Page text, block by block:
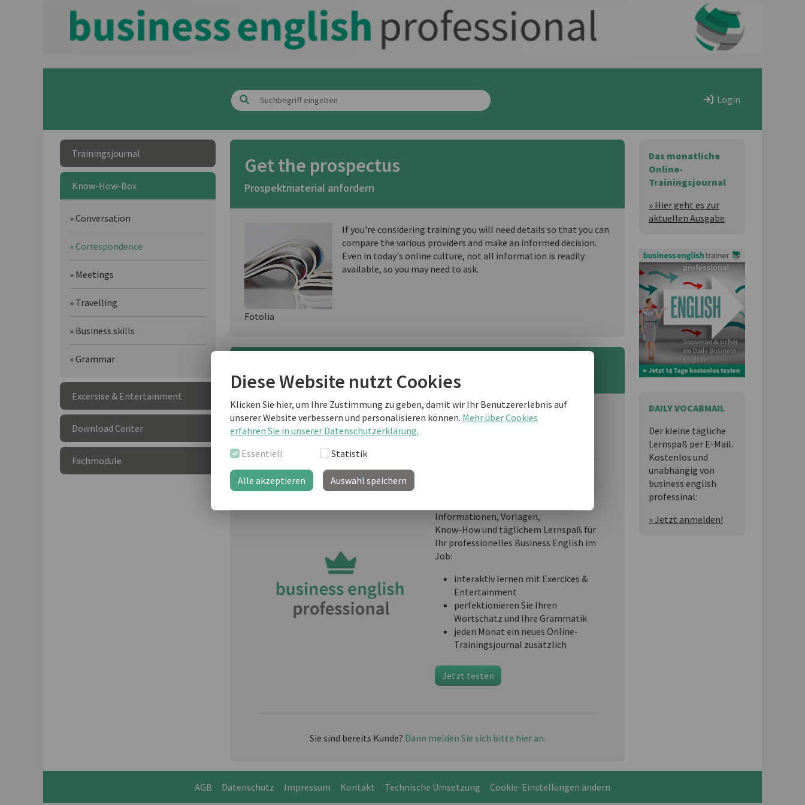
Diese Website nutzt Cookies
Klicken Sie hier, um Ihre Zustimmung zu geben, damit wir Ihr Benutzererlebnis auf
unserer Website verbessern und personalisieren können. Mehr über Cookies
erfahren Sie in unserer Datenschutzerklärung.
Essentiell
Statistik
Alle akzeptieren Auswahl speichern
Login
Trainingsjournal
Know-How-Box
» Conversation
» Correspondence
» Meetings
» Travelling
» Business skills
» Grammar
Excersise & Entertainment
Download Center
Fachmodule
Das monatliche
Online-
Trainingsjournal
» Hier geht es zur
aktuellen Ausgabe
DAILY VOCABMAIL
Der kleine tägliche
Lernspaß per E-Mail.
Kostenlos und
unabhängig von
business english
professinal:
» Jetzt anmelden!
Get the prospectus
Prospektmaterial anfordern
Fotolia
If you're considering training you will need details so that you can
compare the various providers and make an informed decision.
Even in today's online culture, not all information is readily
available, so you may need to ask.
Weiterlesen als business english Kunde
Sie sind noch kein "business english professional"-Kunde und möchten
weiterlesen?
Informationen, Vorlagen,
Know-How und täglichem Lernspaß für
Ihr professionelles Business English im
Job:
interaktiv lernen mit Exercices &
Entertainment
perfektionieren Sie Ihren
Wortschatz und Ihre Grammatik
jeden Monat ein neues Online-
Trainingsjournal zusätzlich
Jetzt testen
Sie sind bereits Kunde? Dann melden Sie sich bitte hier an.
AGB Datenschutz Impressum Kontakt Technische Umsetzung Cookie-Einstellungen ändern